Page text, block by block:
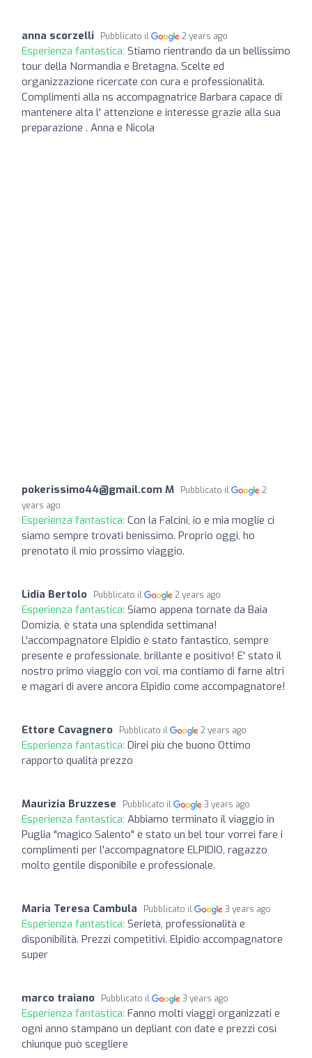
anna scorzelli Pubblicato il 2 years ago
Esperienza fantastica: Stiamo rientrando da un bellissimo
tour della Normandia e Bretagna. Scelte ed
organizzazione ricercate con cura e professionalità.
Complimenti alla ns accompagnatrice Barbara capace di
mantenere alta l' attenzione e interesse grazie alla sua
preparazione . Anna e Nicola
pokerissimo44@gmail.com M Pubblicato il
2
years ago
Esperienza fantastica: Con la Falcini, io e mia moglie ci
siamo sempre trovati benissimo. Proprio oggi, ho
prenotato il mio prossimo viaggio.
Lidia Bertolo Pubblicato il 2 years ago
Esperienza fantastica: Siamo appena tornate da Baia
Domizia, è stata una splendida settimana!
L'accompagnatore Elpidio è stato fantastico, sempre
presente e professionale, brillante e positivo! E' stato il
nostro primo viaggio con voi, ma contiamo di farne altri
e magari di avere ancora Elpidio come accompagnatore!
Ettore Cavagnero Pubblicato il 2 years ago
Esperienza fantastica: Direi più che buono Ottimo
rapporto qualità prezzo
Maurizia Bruzzese Pubblicato il 3 years ago
Esperienza fantastica: Abbiamo terminato il viaggio in
Puglia "magico Salento" è stato un bel tour vorrei fare i
complimenti per l'accompagnatore ELPIDIO, ragazzo
molto gentile disponibile e professionale.
Maria Teresa Cambula Pubblicato il 3 years ago
Esperienza fantastica: Serietà, professionalità e
disponibilità. Prezzi competitivi. Elpidio accompagnatore
super
marco traiano Pubblicato il 3 years ago
Esperienza fantastica: Fanno molti viaggi organizzati e
ogni anno stampano un depliant con date e prezzi così
chiunque può scegliere